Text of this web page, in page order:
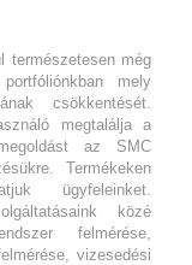
természetesen még
mely
csökkentését.
megtalálja a
az SMC
Termékeken
ügyfeleinket.
közé
felmérése,
vizesedési